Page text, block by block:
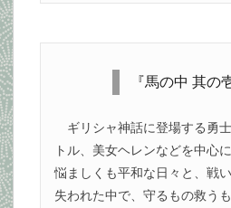
『馬の中 其の
ギリシャ神話に登場する勇
トル、美女ヘレンなどを中心
悩ましくも平和な日々と、戦
失われた中で、守るもの救う